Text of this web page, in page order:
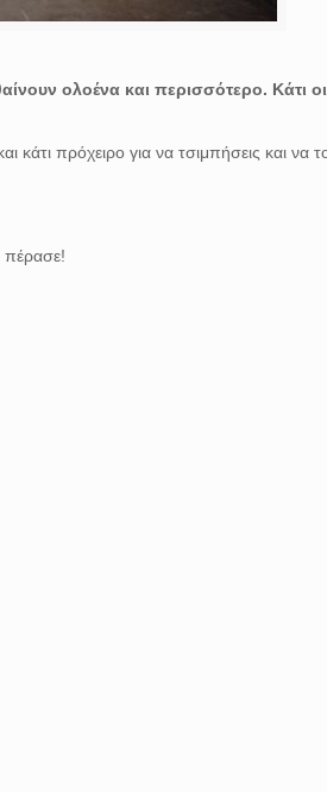
ολοένα και περισσότερο. Κάτι οι
πρόχειρο για να τσιμπήσεις και να
πέρασε!